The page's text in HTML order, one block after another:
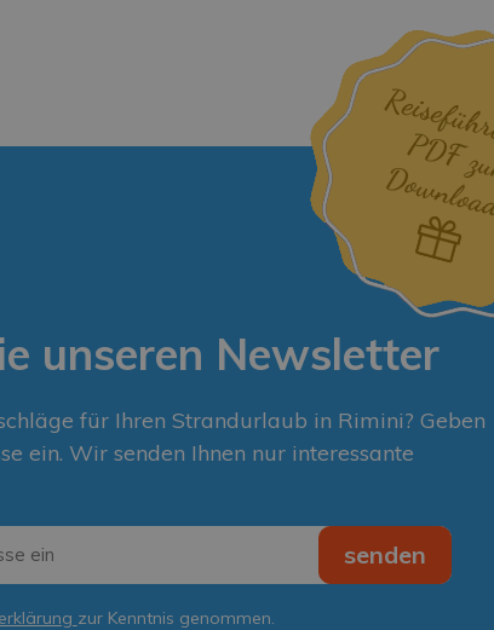
unseren Newsletter
für Ihren Strandurlaub in Rimini? Geben
ein. Wir senden Ihnen nur interessante
zur Kenntnis genommen.
senden